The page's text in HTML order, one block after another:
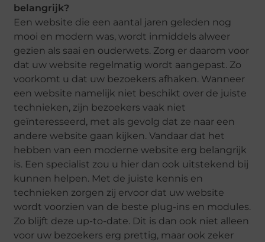
belangrijk?
Een website die een aantal jaren geleden nog
mooi en modern was, wordt inmiddels alweer
gezien als saai en ouderwets. Zorg er daarom voor
dat uw website regelmatig wordt aangepast. Zo
voorkomt u dat uw bezoekers afhaken. Wanneer
een website namelijk niet beschikt over de juiste
technieken, zijn bezoekers vaak niet
geïnteresseerd, met als gevolg dat ze naar een
andere website gaan kijken. Vandaar dat het
hebben van een moderne website erg belangrijk
is. Een specialist zou u hier dan ook uitstekend bij
kunnen helpen. Met de juiste kennis en
technieken zorgen zij ervoor dat uw website
wordt voorzien van de beste plug-ins en modules.
Zo blijft deze up-to-date. Dit is dan ook niet alleen
voor uw bezoekers erg prettig, maar ook zeker